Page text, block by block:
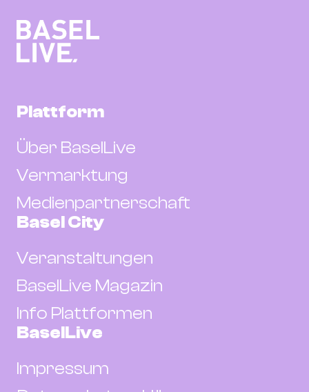
Plattform
Über BaselLive
Vermarktung
Medienpartnerschaft
Basel City
Veranstaltungen
BaselLive Magazin
Info Plattformen
BaselLive
Impressum